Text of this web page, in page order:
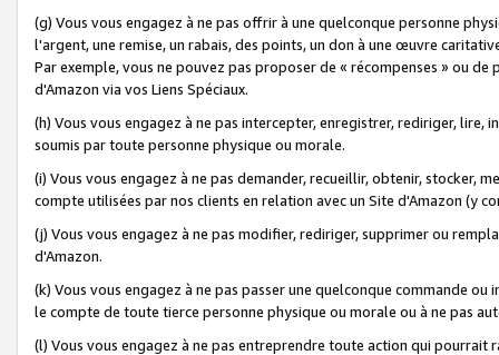
(g) Vous vous engagez à ne pas offrir à une quelconque personne
l'argent, une remise, un rabais, des points, un don à une œuvre
Par exemple, vous ne pouvez pas proposer de « récompenses » ou
d'Amazon via vos Liens Spéciaux.
(h) Vous vous engagez à ne pas intercepter, enregistrer, rediriger,
soumis par toute personne physique ou morale.
(i) Vous vous engagez à ne pas demander, recueillir, obtenir, stocker,
compte utilisées par nos clients en relation avec un Site d'Amazon (y
(j) Vous vous engagez à ne pas modifier, rediriger, supprimer ou
d'Amazon.
(k) Vous vous engagez à ne pas passer une quelconque commande
le compte de toute tierce personne physique ou morale ou à ne pas
(l) Vous vous engagez à ne pas entreprendre toute action qui